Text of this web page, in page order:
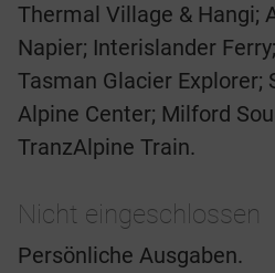
Thermal Village & Hangi;
Napier; Interislander
Tasman Glacier Explorer;
Alpine Center; Milford
TranzAlpine Train.
Nicht eingeschlossen
Persönliche Ausgaben.